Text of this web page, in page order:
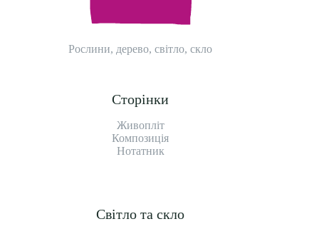
Рослини, дерево, світло, скло
Сторінки
Живопліт
Композиція
Нотатник
Світло та скло